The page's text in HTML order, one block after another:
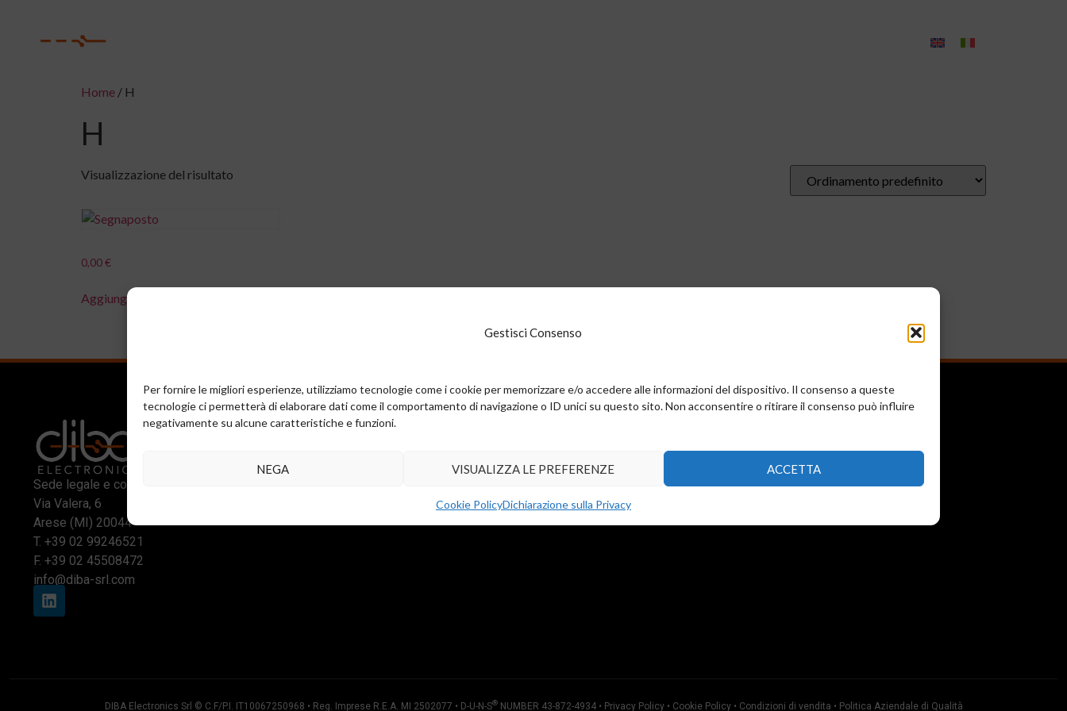
Gestisci Consenso
Per fornire le migliori esperienze, utilizziamo tecnologie come i cookie per memorizzare e/o accedere alle informazioni del dispositivo. Il consenso a queste
tecnologie ci permetterà di elaborare dati come il comportamento di navigazione o ID unici su questo sito. Non acconsentire o ritirare il consenso può influire
negativamente su alcune caratteristiche e funzioni.
NEGA VISUALIZZA LE PREFERENZE ACCETTA
Cookie PolicyDichiarazione sulla Privacy
Home / H
H
Visualizzazione del risultato
0,00€
Aggiungi al carrello
Sede legale e commerciale:
Via Valera, 6
Arese (MI) 20044
T. +39 02 99246521
F. +39 02 45508472
info@diba-srl.com
DIBA Electronics Srl © C.F/P.I. IT10067250968 • Reg. Imprese R.E.A. MI 2502077 • D-U-N-S®NUMBER 43-872-4934 • Privacy Policy• Cookie Policy• Condizioni di vendita • Politica Aziendale di Qualità